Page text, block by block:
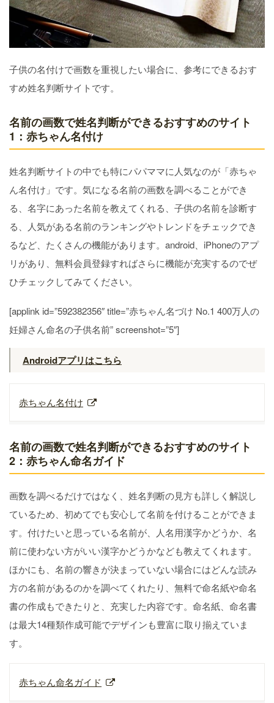
子供の名付けで画数を重視したい場合に、参考にできるおす
すめ姓名判断サイトです。
名前の画数で姓名判断ができるおすすめのサイト
1：赤ちゃん名付け
姓名判断サイトの中でも特にパパママに人気なのが「赤ちゃ
ん名付け」です。気になる名前の画数を調べることができ
る、名字にあった名前を教えてくれる、子供の名前を診断す
る、人気がある名前のランキングやトレンドをチェックでき
るなど、たくさんの機能があります。android、iPhoneのアプ
リがあり、無料会員登録すればさらに機能が充実するのでぜ
ひチェックしてみてください。
[applink id=”592382356″ title=”赤ちゃん名づけ No.1 400万人の
妊婦さん命名の子供名前” screenshot=”5″]
Androidアプリはこちら
赤ちゃん名付け
名前の画数で姓名判断ができるおすすめのサイト
2：赤ちゃん命名ガイド
画数を調べるだけではなく、姓名判断の見方も詳しく解説し
ているため、初めてでも安心して名前を付けることができま
す。付けたいと思っている名前が、人名用漢字かどうか、名
前に使わない方がいい漢字かどうかなども教えてくれます。
ほかにも、名前の響きが決まっていない場合にはどんな読み
方の名前があるのかを調べてくれたり、無料で命名紙や命名
書の作成もできたりと、充実した内容です。命名紙、命名書
は最大14種類作成可能でデザインも豊富に取り揃えていま
す。
赤ちゃん命名ガイド